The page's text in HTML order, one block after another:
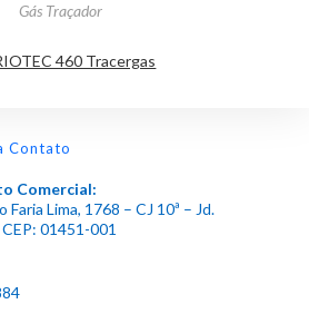
Gás Traçador
460 Tracergas
Contato
Comercial:
Faria Lima, 1768 – CJ 10ª – Jd.
01451-001